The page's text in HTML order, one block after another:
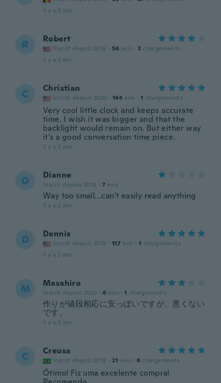
il y a 2 ans
R Robert
Inscrit depuis 2016 · 56 avis · 3 chargements
il y a 2 ans
C Christian
Inscrit depuis 2020 · 144 avis · 1 chargements
Very cool little clock and keeps accurate
time. I wish it was bigger and that the
backlight would remain on. But either way
it's a good conversation time piece.
il y a 2 ans
D Dianne
Inscrit depuis 2018 · 7 avis
Way too small...can't easily read anything
il y a 2 ans
D Dennis
Inscrit depuis 2019 · 117 avis · 1 chargements
il y a 2 ans
M Masahiro
Inscrit depuis 2020 · 6 avis · 1 chargements
作りが値段相応に安っぽいですが、悪くない
です。
il y a 2 ans
C Creusa
Inscrit depuis 2018 · 21 avis · 6 chargements
Ótimo! Fiz uma excelente compra!